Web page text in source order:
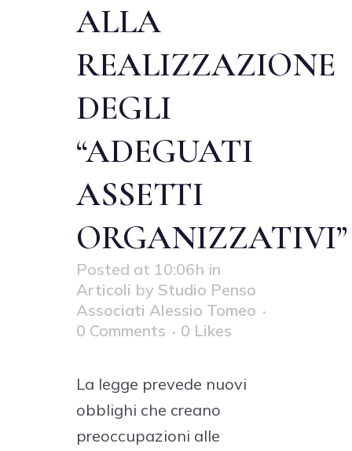
ALLA
REALIZZAZIONE
DEGLI
“ADEGUATI
ASSETTI
ORGANIZZATIVI”
Posted at 10:06h in
Articoli by Studio Penso
Associati Alessio Tomeo
0 Comments
0 Likes
La legge prevede nuovi
obblighi che creano
preoccupazioni alle